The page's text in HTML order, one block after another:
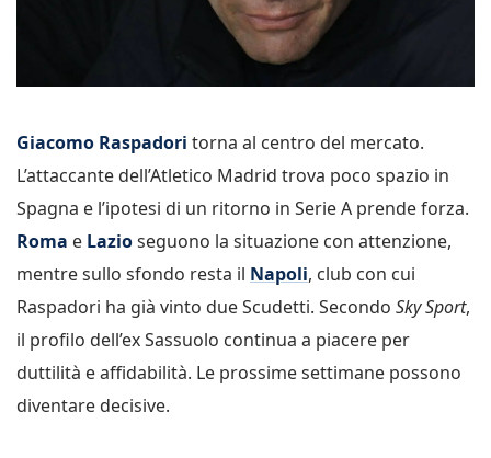
Giacomo Raspadori torna al centro del mercato.
L’attaccante dell’Atletico Madrid trova poco spazio in
Spagna e l’ipotesi di un ritorno in Serie A prende forza.
Roma e Lazioseguono la situazione con attenzione,
mentre sullo sfondo resta il Napoli, club con cui
Raspadori ha già vinto due Scudetti. Secondo Sky Sport,
il profilo dell’ex Sassuolo continua a piacere per
duttilità e affidabilità. Le prossime settimane possono
diventare decisive.